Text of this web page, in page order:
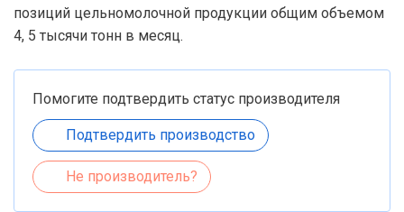
позиций цельномолочной продукции общим объемом
4, 5 тысячи тонн в месяц.
Помогите подтвердить статус производителя
Подтвердить производство
Не производитель?